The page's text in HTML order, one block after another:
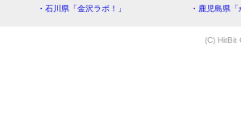
・石川県「金沢ラボ！」
・鹿児島県
(C) HitBit